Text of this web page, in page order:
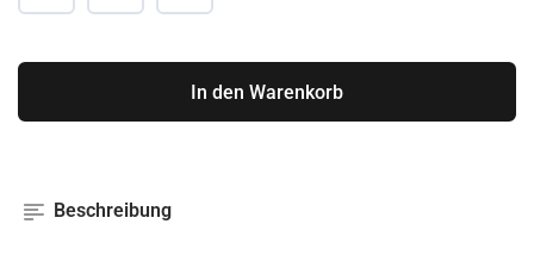
In den Warenkorb
Beschreibung